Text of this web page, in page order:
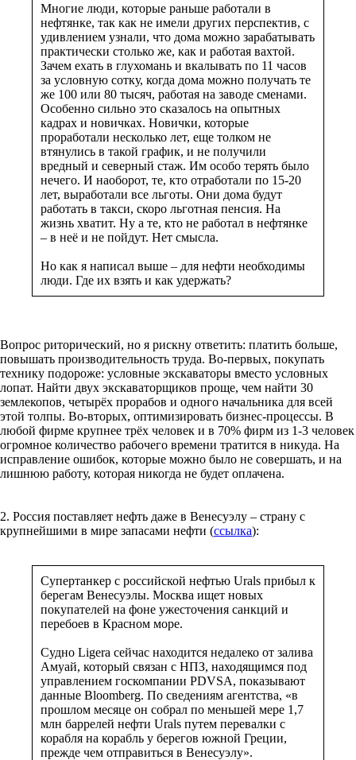
Многие люди, которые раньше работали в
нефтянке, так как не имели других перспектив, с
удивлением узнали, что дома можно зарабатывать
практически столько же, как и работая вахтой.
Зачем ехать в глухомань и вкалывать по 11 часов
за условную сотку, когда дома можно получать те
же 100 или 80 тысяч, работая на заводе сменами.
Особенно сильно это сказалось на опытных
кадрах и новичках. Новички, которые
проработали несколько лет, еще толком не
втянулись в такой график, и не получили
вредный и северный стаж. Им особо терять было
нечего. И наоборот, те, кто отработали по 15-20
лет, выработали все льготы. Они дома будут
работать в такси, скоро льготная пенсия. На
жизнь хватит. Ну а те, кто не работал в нефтянке
– в неё и не пойдут. Нет смысла.
Но как я написал выше – для нефти необходимы
люди. Где их взять и как удержать?
Вопрос риторический, но я рискну ответить: платить больше,
повышать производительность труда. Во-первых, покупать
технику подороже: условные экскаваторы вместо условных
лопат. Найти двух экскаваторщиков проще, чем найти 30
землекопов, четырёх прорабов и одного начальника для всей
этой толпы. Во-вторых, оптимизировать бизнес-процессы. В
любой фирме крупнее трёх человек и в 70% фирм из 1-3 человек
огромное количество рабочего времени тратится в никуда. На
исправление ошибок, которые можно было не совершать, и на
лишнюю работу, которая никогда не будет оплачена.
2. Россия поставляет нефть даже в Венесуэлу – страну с
крупнейшими в мире запасами нефти (ссылка):
Супертанкер с российской нефтью Urals прибыл к
берегам Венесуэлы. Москва ищет новых
покупателей на фоне ужесточения санкций и
перебоев в Красном море.
Судно Ligera сейчас находится недалеко от залива
Амуай, который связан с НПЗ, находящимся под
управлением госкомпании PDVSA, показывают
данные Bloomberg. По сведениям агентства, «в
прошлом месяце он собрал по меньшей мере 1,7
млн баррелей нефти Urals путем перевалки с
корабля на корабль у берегов южной Греции,
прежде чем отправиться в Венесуэлу».